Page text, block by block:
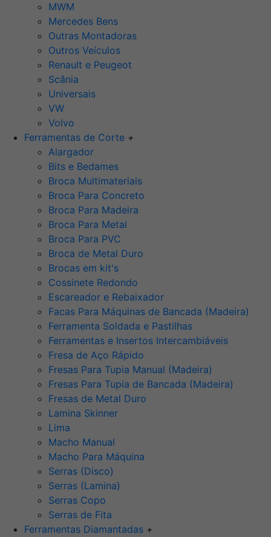
MWM
Mercedes Bens
Outras Montadoras
Outros Veículos
Renault e Peugeot
Scânia
Universais
VW
Volvo
Ferramentas de Corte +
Alargador
Bits e Bedames
Broca Multimateriais
Broca Para Concreto
Broca Para Madeira
Broca Para Metal
Broca Para PVC
Broca de Metal Duro
Brocas em kit's
Cossinete Redondo
Escareador e Rebaixador
Facas Para Máquinas de Bancada (Madeira)
Ferramenta Soldada e Pastilhas
Ferramentas e Insertos Intercambiáveis
Fresa de Aço Rápido
Fresas Para Tupia Manual (Madeira)
Fresas Para Tupia de Bancada (Madeira)
Fresas de Metal Duro
Lamina Skinner
Lima
Macho Manual
Macho Para Máquina
Serras (Disco)
Serras (Lamina)
Serras Copo
Serras de Fita
Ferramentas Diamantadas +